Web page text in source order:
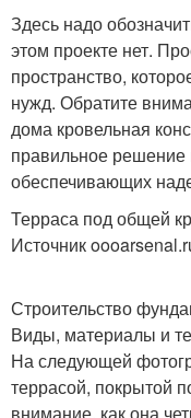
Здесь надо
этом проекте нет.
пространство,
нужд. Обратите
дома кровельная
правильное решение
обеспечивающих
Терраса под общей
Источник
Строительство
Виды, материалы и
На следующей
террасой, покрытой